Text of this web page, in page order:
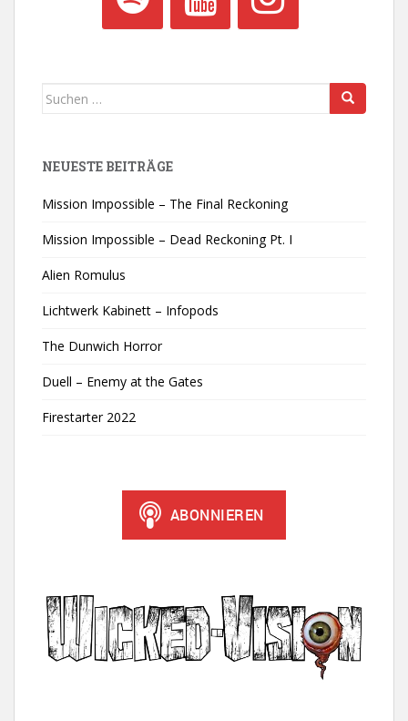
Suchen
NEUESTE BEITRÄGE
Mission Impossible – The Final Reckoning
Mission Impossible – Dead Reckoning Pt. I
Alien Romulus
Lichtwerk Kabinett – Infopods
The Dunwich Horror
Duell – Enemy at the Gates
Firestarter 2022